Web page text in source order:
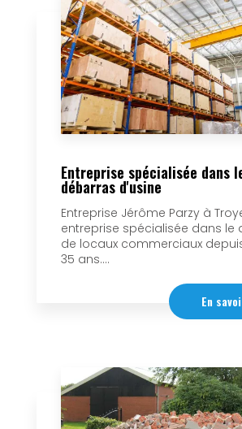
Entreprise spécialisée dans
débarras d'usine
Entreprise Jérôme Parzy à
entreprise spécialisée dans le
de locaux commerciaux
35 ans....
En